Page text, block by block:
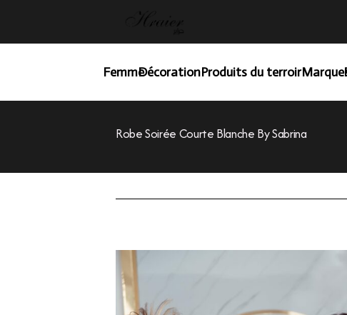
FemmeDécorationProduits du terroir
Robe Soirée Courte Blanche By Sabrina